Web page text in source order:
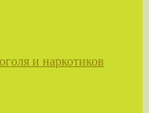
и наркотиков